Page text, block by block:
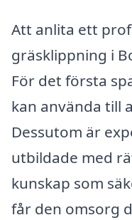
Att anlita ett
gräsklippning i
För det första
kan använda till
Dessutom är
utbildade med
kunskap som
får den omsorg